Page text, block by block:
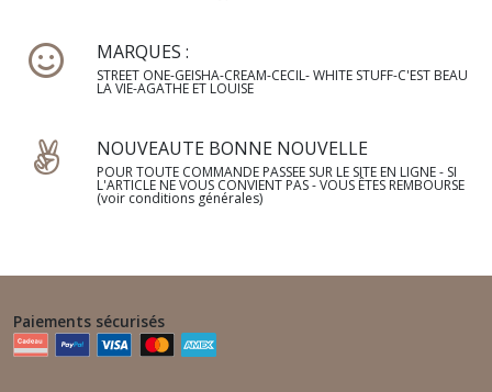
MARQUES :
STREET ONE-GEISHA-CREAM-CECIL- WHITE STUFF-C'EST BEAU
LA VIE-AGATHE ET LOUISE
NOUVEAUTE BONNE NOUVELLE
POUR TOUTE COMMANDE PASSEE SUR LE SITE EN LIGNE - SI
L'ARTICLE NE VOUS CONVIENT PAS - VOUS ÊTES REMBOURSE
(voir conditions générales)
Paiements sécurisés